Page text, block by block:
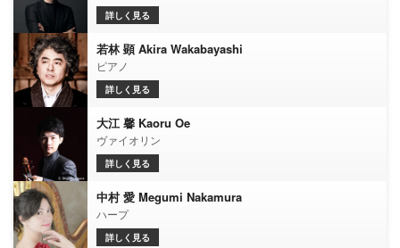
詳しく見る
若林 顕 Akira Wakabayashi
ピアノ
詳しく見る
大江 馨 Kaoru Oe
ヴァイオリン
詳しく見る
中村 愛 Megumi Nakamura
ハープ
詳しく見る